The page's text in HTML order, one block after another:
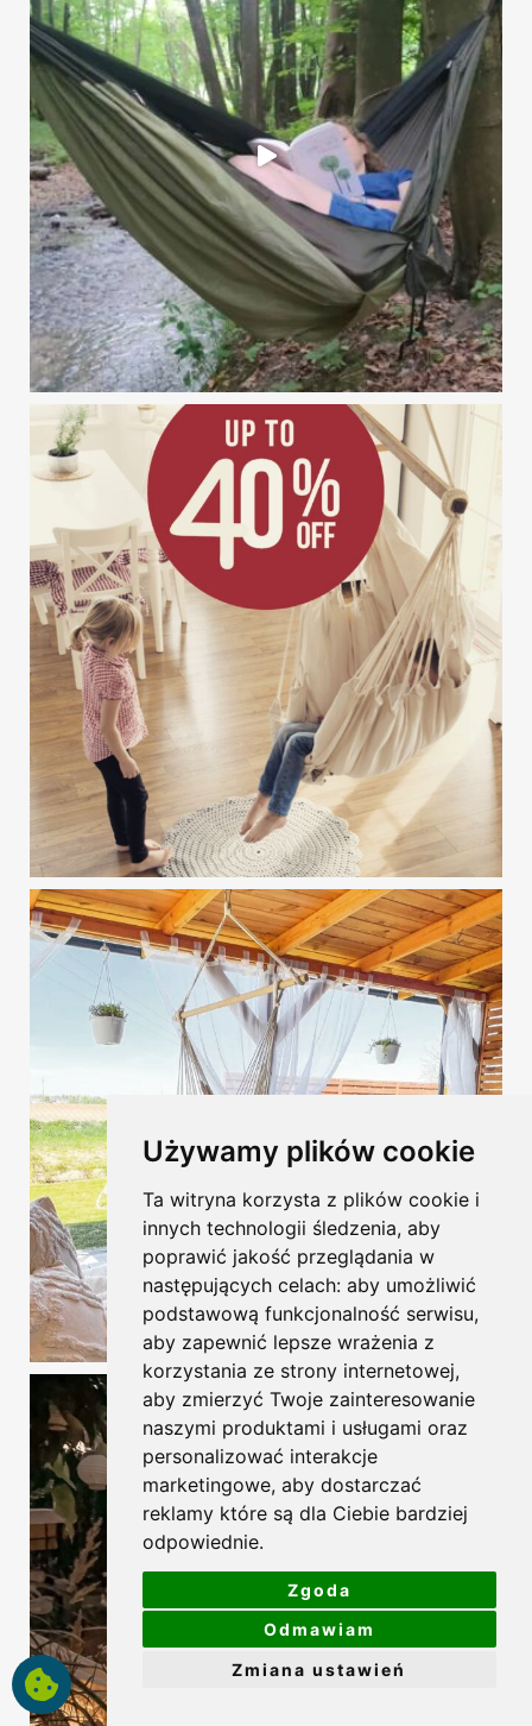
Używamy plików cookie
Ta witryna korzysta z plików cookie i
innych technologii śledzenia, aby
poprawić jakość przeglądania w
następujących celach: aby umożliwić
podstawową funkcjonalność serwisu,
aby zapewnić lepsze wrażenia z
korzystania ze strony internetowej,
aby zmierzyć Twoje zainteresowanie
naszymi produktami i usługami oraz
personalizować interakcje
marketingowe, aby dostarczać
reklamy które są dla Ciebie bardziej
odpowiednie.
Zgoda
Odmawiam
Zmiana ustawień